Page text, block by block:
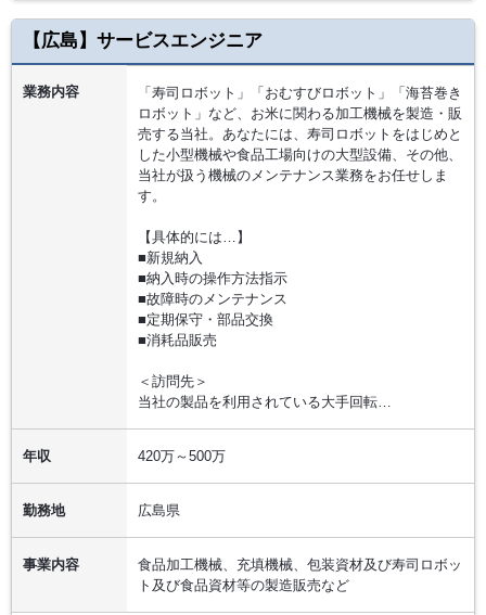
【広島】サービスエンジニア
業務内容
「寿司ロボット」「おむすびロボット」「海苔巻き
ロボット」など、お米に関わる加工機械を製造・販
売する当社。あなたには、寿司ロボットをはじめと
した小型機械や食品工場向けの大型設備、その他、
当社が扱う機械のメンテナンス業務をお任せしま
す。
【具体的には…】
■新規納入
■納入時の操作方法指示
■故障時のメンテナンス
■定期保守・部品交換
■消耗品販売
＜訪問先＞
当社の製品を利用されている大手回転…
年収 420万～500万
勤務地 広島県
事業内容
食品加工機械、充填機械、包装資材及び寿司ロボッ
ト及び食品資材等の製造販売など